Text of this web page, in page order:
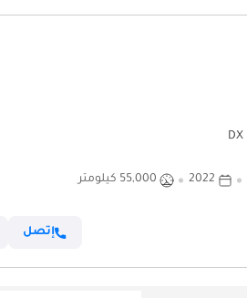
2022 55,000 كيلومتر
إتصل